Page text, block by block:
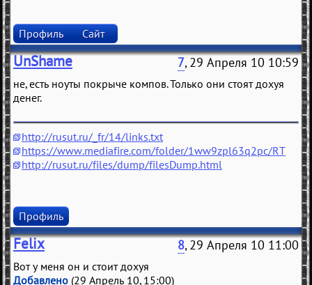
Профиль Сайт
UnShame 7, 29 Апреля 10 10:59
не, есть ноуты покрыче компов. Только они стоят дохуя
денег.
http://rusut.ru/_fr/14/links.txt
https://www.mediafire.com/folder/1ww9zpl63q2pc/RT
http://rusut.ru/files/dump/filesDump.html
Профиль
Felix 8, 29 Апреля 10 11:00
Вот у меня он и стоит дохуя
Добавлено (29 Апрель 10, 15:00)